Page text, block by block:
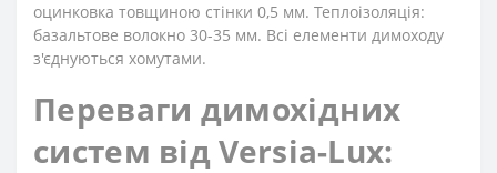
оцинковка товщиною стінки 0,5 мм. Теплоізоляція:
базальтове волокно 30-35 мм. Всі елементи димоходу
з'єднуються хомутами.
Переваги димохідних
систем від Versia-Lux: